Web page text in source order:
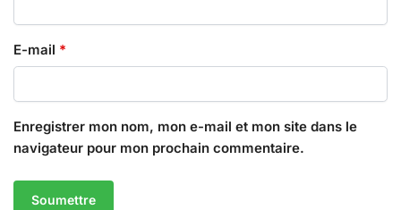
E-mail *
Enregistrer mon nom, mon e-mail et mon site dans le
navigateur pour mon prochain commentaire.